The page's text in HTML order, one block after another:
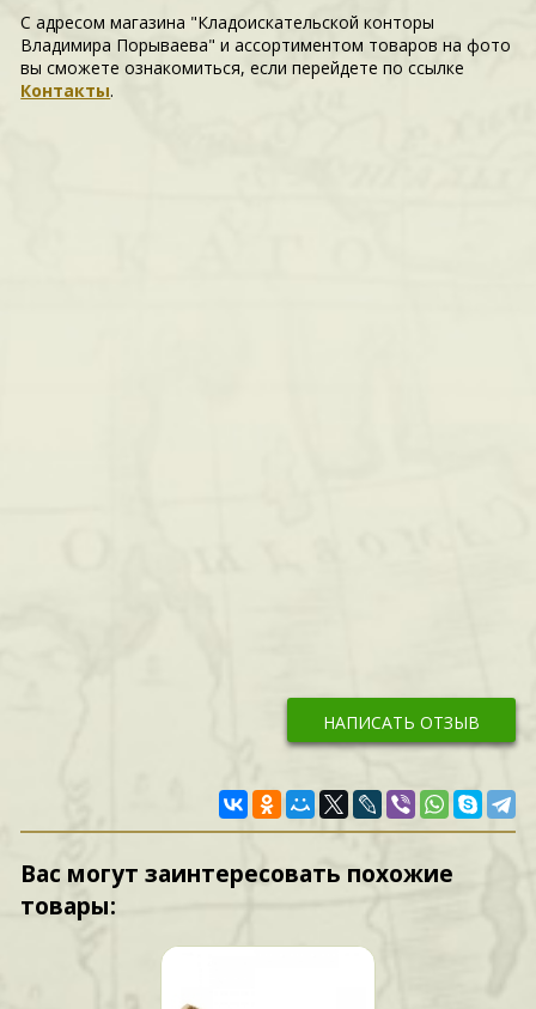
С адресом магазина "Кладоискательской конторы
Владимира Порываева" и ассортиментом товаров на фото
вы сможете ознакомиться, если перейдете по ссылке
Контакты.
НАПИСАТЬ ОТЗЫВ
Вас могут заинтересовать похожие
товары: